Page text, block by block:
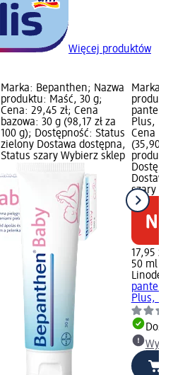
Więcej produktów
Marka: Bepanthen; Nazwa
produktu: Maść, 30 g;
Cena: 29,45 zł; Cena
bazowa: 30 g (98,17 zł za
100 g); Dostępność: Status
zielony Dostawa dostępna,
Status szary Wybierz sklep
Marka:
Plus, 50
Cena
(35,90
szary
17,95 zł
50 ml
Plus, 50